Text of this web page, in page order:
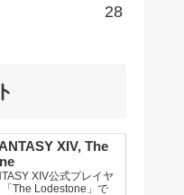
28
XIV, The
XIV公式プレイヤ
「The Lodestone」で